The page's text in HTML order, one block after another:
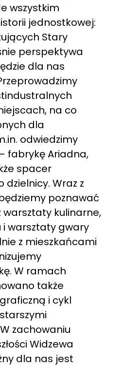
wszystkim
jednostkowej:
Stary
perspektywa
dla nas
na co
dla
odwiedzimy
fabrykę Ariadna,
spacer
Wraz z
poznawać
warsztaty kulinarne,
warsztaty gwary
z mieszkańcami
W ramach
także
i cykl
zachowaniu
Widzewa
dla nas jest